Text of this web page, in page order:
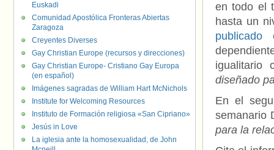
en todo el
hasta un
publicado
igualitario
diseñado
En el
semanario
para la
Euskadi
Comunidad Apostólica Fronteras Abiertas
Zaragoza
Creyentes Diverses
Gay Christian Europe (recursos y direcciones)
Gay Christian Europe- Cristiano Gay Europa
(en español)
Imágenes sagradas de William Hart McNichols
Institute for Welcoming Resources
Instituto de Formación religiosa «San Cipriano»
Jesús in Love
La iglesia ante la homosexualidad, de John